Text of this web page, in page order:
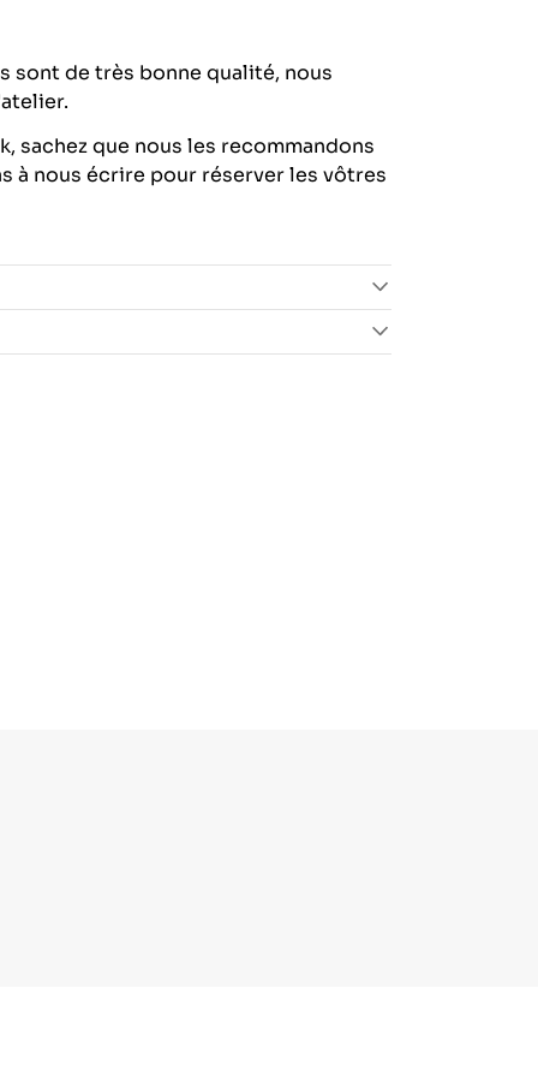
sont de très bonne qualité, nous
sachez que nous les recommandons
à nous écrire pour réserver les vôtres